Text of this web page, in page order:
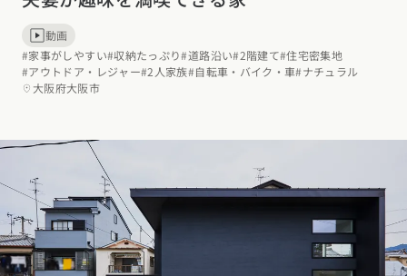
動画
#家事がしやすい#収納たっぷり#道路沿い#2階建て#住宅密集地
#アウトドア・レジャー#2人家族#自転車・バイク・車#ナチュラル
大阪府大阪市